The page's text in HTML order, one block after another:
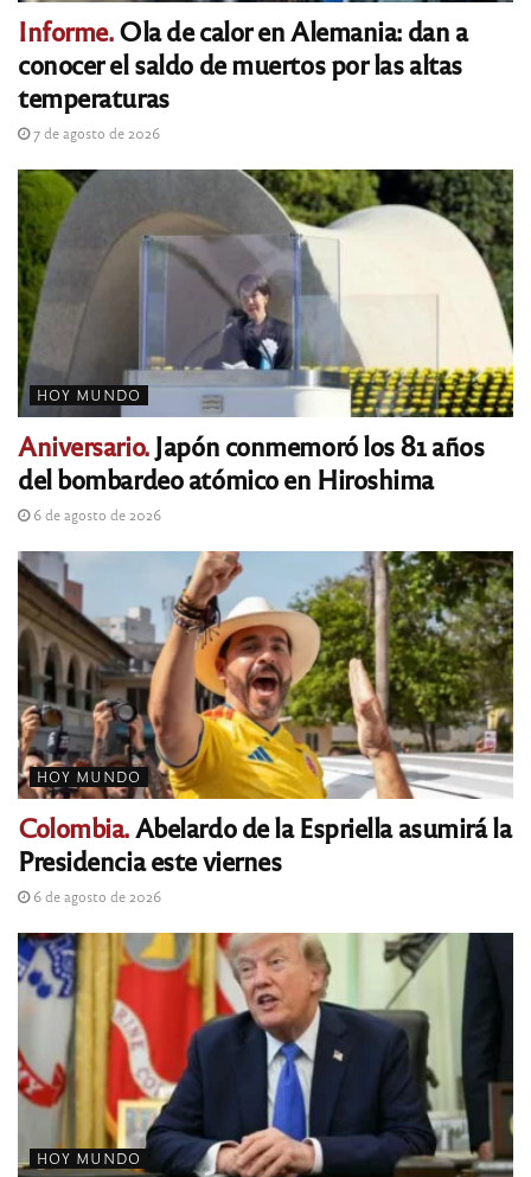
Informe.Ola de calor en Alemania: dan a
conocer el saldo de muertos por las altas
temperaturas
7 de agosto de 2026
HOY MUNDO
Aniversario.Japón conmemoró los 81 años
del bombardeo atómico en Hiroshima
6 de agosto de 2026
HOY MUNDO
Colombia.Abelardo de la Espriella asumirá la
Presidencia este viernes
6 de agosto de 2026
HOY MUNDO